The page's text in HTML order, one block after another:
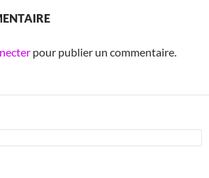
pour publier un commentaire.